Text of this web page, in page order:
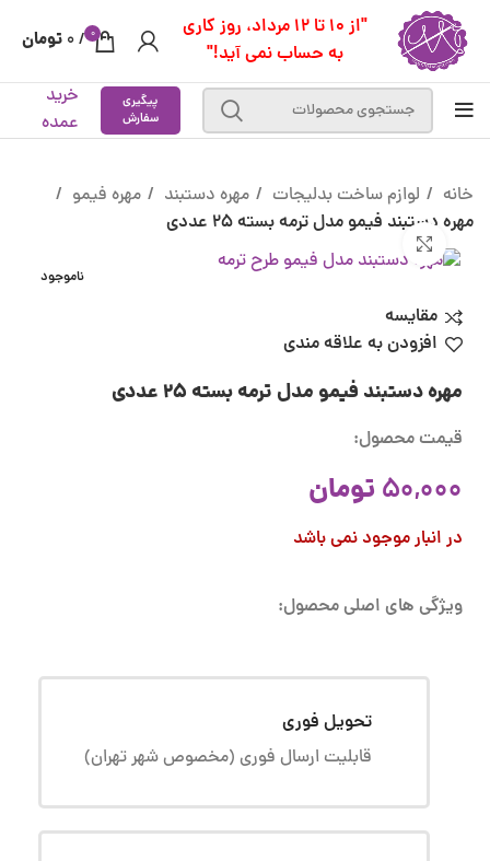
"از 10 تا 12 مرداد، روز کاری
به حساب نمی آید!"
0
/
0 تومان
پیگیری
سفارش
خرید
عمده
خانه لوازم ساخت بدلیجات مهره دستبند
مهره فیمو
مهره دستبند فیمو مدل ترمه بسته 25 عددی
ناموجود
مقایسه
افزودن به علاقه مندی
مهره دستبند فیمو مدل ترمه بسته 25 عددی
قیمت محصول:
50,000 تومان
در انبار موجود نمی باشد
ویژگی های اصلی محصول:
تحویل فوری
قابلیت ارسال فوری (مخصوص شهر تهران)